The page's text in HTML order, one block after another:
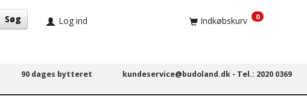
Søg Log ind Indkøbskurv 0
90 dages bytteret kundeservice@budoland.dk - Tel.: 2020 0369